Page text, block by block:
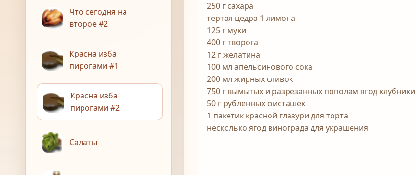
Что сегодня на
второе #2
Красна изба
пирогами #1
Красна изба
пирогами #2
Салаты
250 г сахара
тертая цедра 1 лимона
125 г муки
400 г творога
12 г желатина
100 мл апельсинового сока
200 мл жирных сливок
750 г вымытых и разрезанных пополам ягод клубники
50 г рубленных фисташек
1 пакетик красной глазури для торта
несколько ягод винограда для украшения